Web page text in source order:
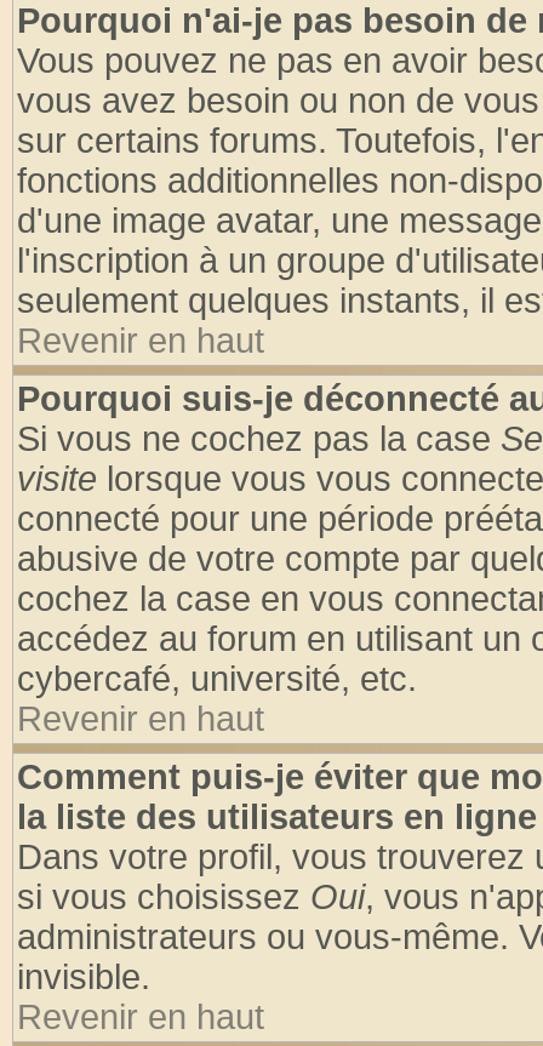
Pourquoi n'ai-je pas besoin de
Vous pouvez ne pas en avoir
vous avez besoin ou non de
sur certains forums. Toutefois,
fonctions additionnelles non-
d'une image avatar, une
l'inscription à un groupe
seulement quelques instants, il
Revenir en haut
Pourquoi suis-je déconnecté
Si vous ne cochez pas la case
visite lorsque vous vous
connecté pour une période
abusive de votre compte par
cochez la case en vous
accédez au forum en utilisant un
cybercafé, université, etc.
Revenir en haut
Comment puis-je éviter que
la liste des utilisateurs en
Dans votre profil, vous trouverez
si vous choisissez Oui, vous
administrateurs ou vous-même.
invisible.
Revenir en haut